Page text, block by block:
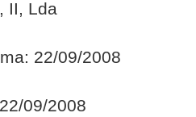
II, Lda
22/09/2008
09/2008